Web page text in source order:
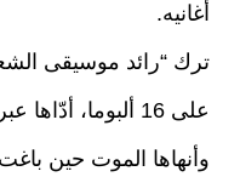
أغانيه.
وأنهاها الموت حين